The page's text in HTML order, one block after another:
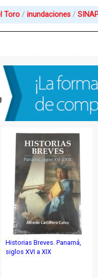
Toro inundaciones
Historias Breves. Panamá,
siglos XVI a XIX